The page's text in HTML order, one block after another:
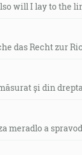
will I lay to the
das Recht zur
și din
meradlo a